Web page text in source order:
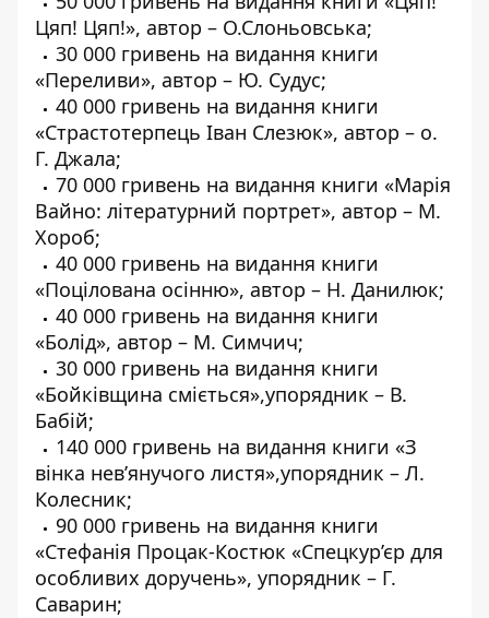
Цяп! Цяп!», автор – О.Слоньовська;
30 000 гривень на видання книги
«Переливи», автор – Ю. Судус;
40 000 гривень на видання книги
«Страстотерпець Іван Слезюк», автор – о.
Г. Джала;
70 000 гривень на видання книги «Марія
Вайно: літературний портрет», автор – М.
Хороб;
40 000 гривень на видання книги
«Поцілована осінню», автор – Н. Данилюк;
40 000 гривень на видання книги
«Болід», автор – М. Симчич;
30 000 гривень на видання книги
«Бойківщина сміється»,упорядник – В.
Бабій;
140 000 гривень на видання книги «З
вінка нев’янучого листя»,упорядник – Л.
Колесник;
90 000 гривень на видання книги
«Стефанія Процак-Костюк «Спецкур’єр для
особливих доручень», упорядник – Г.
Саварин;